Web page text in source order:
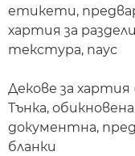
етикети,
хартия за
текстура, паус
Декове за хартия
Тънка,
документна,
бланки